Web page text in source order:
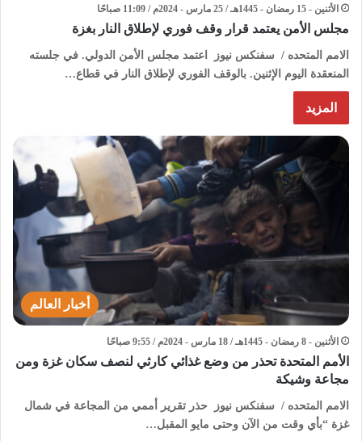
الأثنين - 15 رمضان - 1445هـ / 25 مارس - 2024م / 11:09 صباحًا
مجلس الأمن يعتمد قرار وقف فوري لإطلاق النار بغزة
الامم المتحده / سفنكس نيوز اعتمد مجلس الأمن الدولي. في جلسته
المنعقدة اليوم الإثنين. بالوقف الفوري لإطلاق النار في قطاع…
المزيد
أخبار العالم
الأثنين - 8 رمضان - 1445هـ / 18 مارس - 2024م / 9:55 صباحًا
الأمم المتحدة تحذر من وضع غذائي كارثي لنصف سكان غزة ومن
مجاعة وشيكة
الامم المتحده / سفنكس نيوز حذر تقرير أممي من المجاعة في شمال
غزة “بأي وقت من الآن وحتى مايو المقبل…